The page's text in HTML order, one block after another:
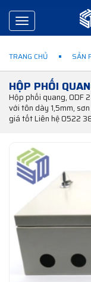
Toggle
navigation
TRANG CHỦ SẢN
HỘP PHỐI
Hộp phối quang, ODF
với tôn dày 1,5mm,
giá tốt Liên hệ 0522